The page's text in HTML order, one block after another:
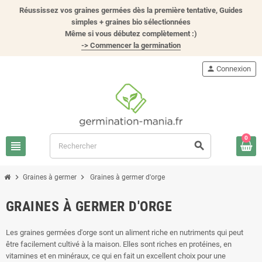
Réussissez vos graines germées dès la première tentative, Guides
simples + graines bio sélectionnées
Même si vous débutez complètement :)
-> Commencer la germination
view_headline search
person Connexion
0
chevron_right Graines à germer chevron_right Graines à germer d'orge
GRAINES À GERMER D'ORGE
Les graines germées d'orge sont un aliment riche en nutriments qui peut
être facilement cultivé à la maison. Elles sont riches en protéines, en
vitamines et en minéraux, ce qui en fait un excellent choix pour une